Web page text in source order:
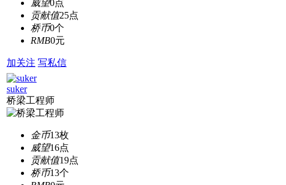
威望0点
贡献值25点
桥币0个
RMB0元
加关注 写私信
suker
桥梁工程师
金币13枚
威望16点
贡献值19点
桥币13个